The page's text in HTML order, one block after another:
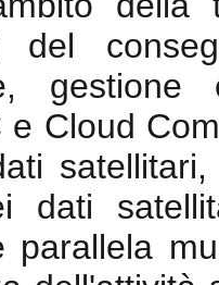
Cloud
dati
parallela